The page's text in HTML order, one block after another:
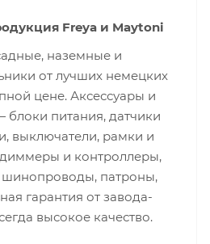
Freya и Maytoni
наземные и
от лучших немецких
цене. Аксессуары и
питания, датчики
выключатели, рамки и
и контроллеры,
патроны,
гарантия от завода-
высокое качество.